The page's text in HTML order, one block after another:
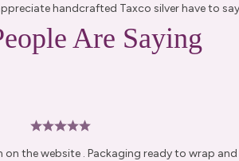
handcrafted Taxco silver have to say
Are Saying
the website . Packaging ready to wrap